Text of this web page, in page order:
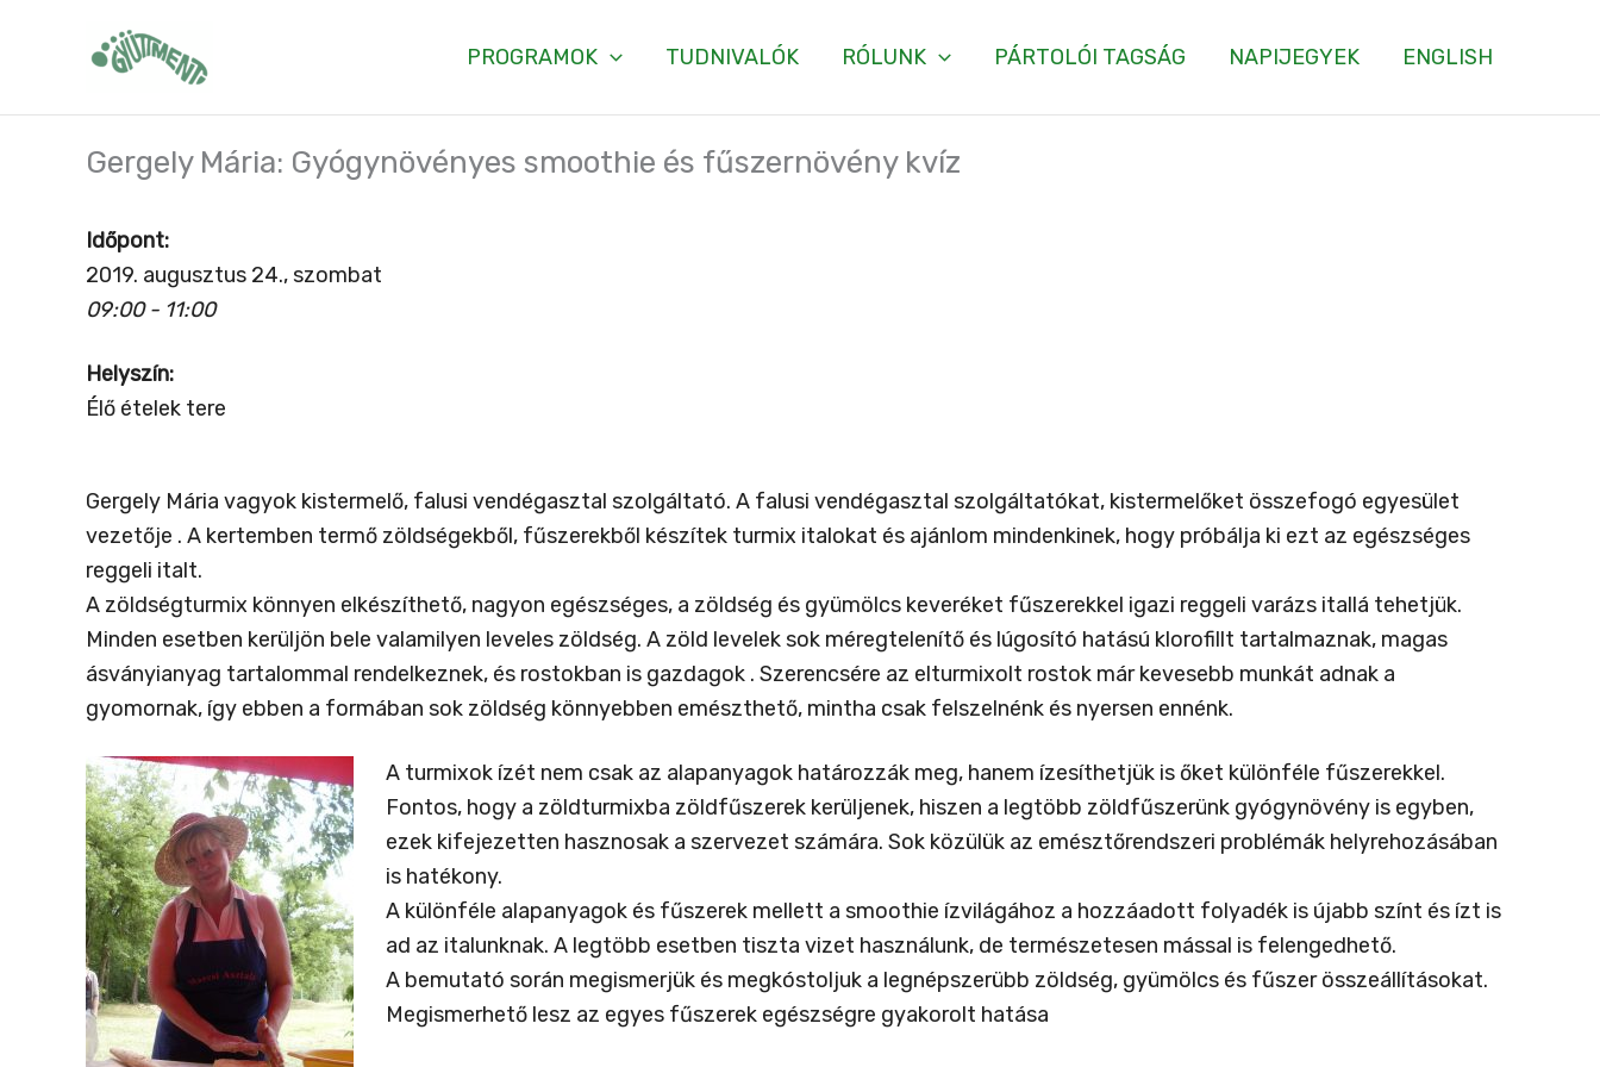
PROGRAMOK TUDNIVALÓK RÓLUNK PÁRTOLÓI TAGSÁG NAPIJEGYEK ENGLISH
Gergely Mária: Gyógynövényes smoothie és fűszernövény kvíz
Időpont:
2019. augusztus 24., szombat
09:00 - 11:00
Helyszín:
Élő ételek tere
Gergely Mária vagyok kistermelő, falusi vendégasztal szolgáltató. A falusi vendégasztal szolgáltatókat, kistermelőket összefogó egyesület
vezetője . A kertemben termő zöldségekből, fűszerekből készítek turmix italokat és ajánlom mindenkinek, hogy próbálja ki ezt az egészséges
reggeli italt.
A zöldségturmix könnyen elkészíthető, nagyon egészséges, a zöldség és gyümölcs keveréket fűszerekkel igazi reggeli varázs itallá tehetjük.
Minden esetben kerüljön bele valamilyen leveles zöldség. A zöld levelek sok méregtelenítő és lúgosító hatású klorofillt tartalmaznak, magas
ásványianyag tartalommal rendelkeznek, és rostokban is gazdagok . Szerencsére az elturmixolt rostok már kevesebb munkát adnak a
gyomornak, így ebben a formában sok zöldség könnyebben emészthető, mintha csak felszelnénk és nyersen ennénk.
A turmixok ízét nem csak az alapanyagok határozzák meg, hanem ízesíthetjük is őket különféle fűszerekkel.
Fontos, hogy a zöldturmixba zöldfűszerek kerüljenek, hiszen a legtöbb zöldfűszerünk gyógynövény is egyben,
ezek kifejezetten hasznosak a szervezet számára. Sok közülük az emésztőrendszeri problémák helyrehozásában
is hatékony.
A különféle alapanyagok és fűszerek mellett a smoothie ízvilágához a hozzáadott folyadék is újabb színt és ízt is
ad az italunknak. A legtöbb esetben tiszta vizet használunk, de természetesen mással is felengedhető.
A bemutató során megismerjük és megkóstoljuk a legnépszerübb zöldség, gyümölcs és fűszer összeállításokat.
Megismerhető lesz az egyes fűszerek egészségre gyakorolt hatása